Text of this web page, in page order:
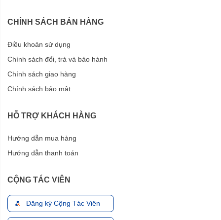
CHÍNH SÁCH BÁN HÀNG
Điều khoản sử dụng
Chính sách đổi, trả và bảo hành
Chính sách giao hàng
Chính sách bảo mật
HỖ TRỢ KHÁCH HÀNG
Hướng dẫn mua hàng
Hướng dẫn thanh toán
CỘNG TÁC VIÊN
Đăng ký Cộng Tác Viên